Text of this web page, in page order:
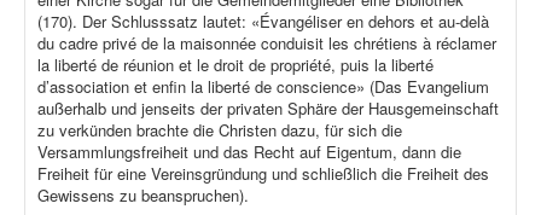
(170). Der Schlusssatz lautet: «Évangéliser en dehors et au-delà
du cadre privé de la maisonnée conduisit les chrétiens à réclamer
la liberté de réunion et le droit de propriété, puis la liberté
d’association et enfin la liberté de conscience» (Das Evangelium
außerhalb und jenseits der privaten Sphäre der Hausgemeinschaft
zu verkünden brachte die Christen dazu, für sich die
Versammlungsfreiheit und das Recht auf Eigentum, dann die
Freiheit für eine Vereinsgründung und schließlich die Freiheit des
Gewissens zu beanspruchen).